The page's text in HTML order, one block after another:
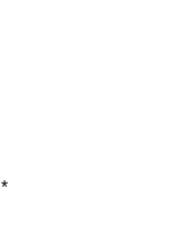
*Obligatorio